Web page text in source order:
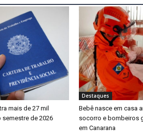
mais de 27 mil
de 2026
Destaques
Bebê nasce em casa
socorro e bombeiros
em Canarana